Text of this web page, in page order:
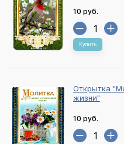
10 руб.
Купить
Открытка
жизни"
10 руб.